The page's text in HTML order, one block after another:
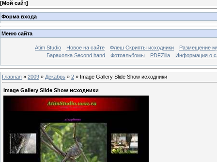
[Мой сайт]
Форма входа
Меню сайта
Atim Studio Новое на сайте Флеш Скрипты исходники
Размещение
Барахолка Second hand
Фотоальбомы PDFZilla Информация о
Главная » 2009 » Декабрь » 2 » Image Gallery Slide Show исходники
Image Gallery Slide Show исходники